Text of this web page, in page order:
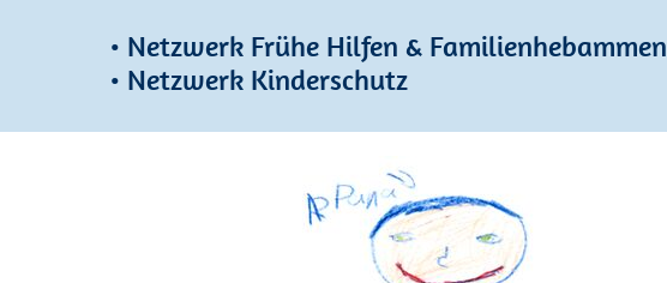
• Netzwerk Frühe Hilfen & Familienhebammen
• Netzwerk Kinderschutz